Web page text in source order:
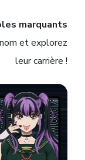
marquants
et explorez
leur carrière !